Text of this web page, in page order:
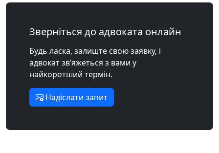
Зверніться до адвоката онлайн
Будь ласка, залиште свою заявку, і
адвокат зв’яжеться з вами у
найкоротший термін.
Надіслати запит